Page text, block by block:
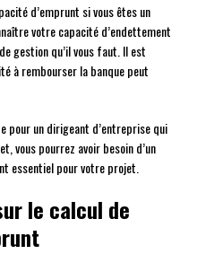
d’emprunt si vous êtes un
votre capacité d’endettement
gestion qu’il vous faut. Il est
à rembourser la banque peut
pour un dirigeant d’entreprise qui
vous pourrez avoir besoin d’un
essentiel pour votre projet.
le calcul de